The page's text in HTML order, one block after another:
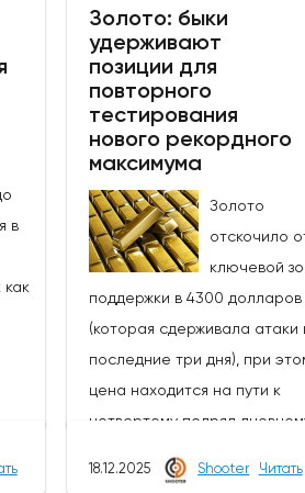
также оказывает поддержку
доллару США, поскольку ФРС
вряд ли снизит процентные
ставки, как первоначально
ожидалось, но может
предпочесть сохранение
ставок или новое
ужесточение
политики.Пятничное ралли
до середины американской
сессии) преодолело
психологическая отметка
в
как
Золото: быки
удерживают
позиции для
повторного
тестирования
нового рекордного
максимума
Золото
отскочило
ключевой
поддержки в 4300 долларов
(которая сдерживала атаки
последние три дня), при
цена находится на пути к
четвертому подряд
что добавляет позитивных
18.12.2025 Shooter Читать